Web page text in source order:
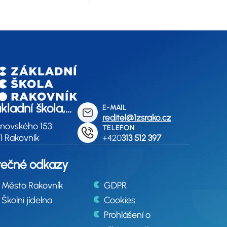
škola,
153
153
Rakovník
E-MAIL
reditel@1zsrako.cz
TELEFON
+420313 512 397
odkazy
Město Rakovník
Školní jídelna
GDPR
Cookies
Prohlášení o